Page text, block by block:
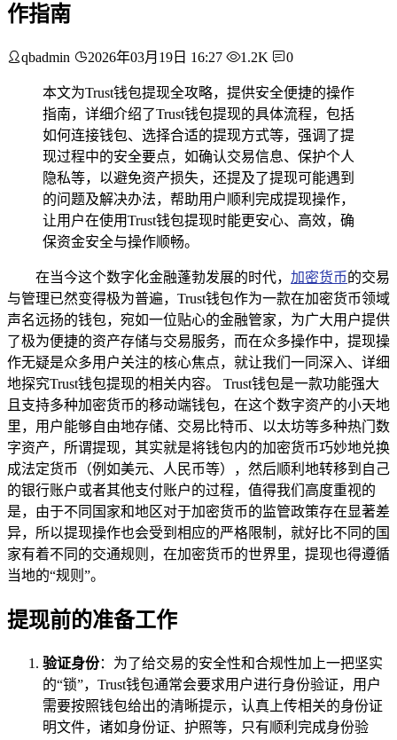
作指南
qbadmin 2026年03月19日 16:27 1.2K 0
本文为Trust钱包提现全攻略，提供安全便捷的操作
指南，详细介绍了Trust钱包提现的具体流程，包括
如何连接钱包、选择合适的提现方式等，强调了提
现过程中的安全要点，如确认交易信息、保护个人
隐私等，以避免资产损失，还提及了提现可能遇到
的问题及解决办法，帮助用户顺利完成提现操作，
让用户在使用Trust钱包提现时能更安心、高效，确
保资金安全与操作顺畅。
在当今这个数字化金融蓬勃发展的时代， 加密货币的交易
与管理已然变得极为普遍，Trust钱包作为一款在加密货币领域
声名远扬的钱包，宛如一位贴心的金融管家，为广大用户提供
了极为便捷的资产存储与交易服务，而在众多操作中，提现操
作无疑是众多用户关注的核心焦点，就让我们一同深入、详细
地探究Trust钱包提现的相关内容。 Trust钱包是一款功能强大
且支持多种加密货币的移动端钱包，在这个数字资产的小天地
里，用户能够自由地存储、交易比特币、以太坊等多种热门数
字资产，所谓提现，其实就是将钱包内的加密货币巧妙地兑换
成法定货币（例如美元、人民币等），然后顺利地转移到自己
的银行账户或者其他支付账户的过程，值得我们高度重视的
是，由于不同国家和地区对于加密货币的监管政策存在显著差
异，所以提现操作也会受到相应的严格限制，就好比不同的国
家有着不同的交通规则，在加密货币的世界里，提现也得遵循
当地的“规则”。
提现前的准备工作
验证身份：为了给交易的安全性和合规性加上一把坚实
的“锁”，Trust钱包通常会要求用户进行身份验证，用户
需要按照钱包给出的清晰提示，认真上传相关的身份证
明文件，诸如身份证、护照等，只有顺利完成身份验